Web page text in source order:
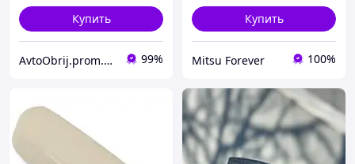
Купить
AvtoObrij.prom.ua 99%
Купить
Mitsu Forever 100%